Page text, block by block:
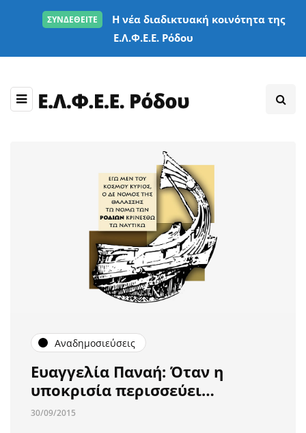
ΣΥΝΔΕΘΕΙΤΕ
Η νέα διαδικτυακή κοινότητα της
Ε.Λ.Φ.Ε.Ε. Ρόδου
Αναδημοσιεύσεις
Ευαγγελία Παναή: Όταν η
υποκρισία περισσεύει…
30/09/2015